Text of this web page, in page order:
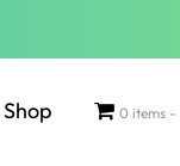
Shop 0 items